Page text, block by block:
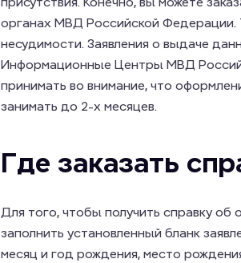
органах МВД Российской Федерации.
несудимости. Заявления о выдаче
Информационные Центры МВД
принимать во внимание, что
занимать до 2-х месяцев.
Где заказать
Для того, чтобы получить справку об
заполнить установленный бланк
месяц и год рождения, место